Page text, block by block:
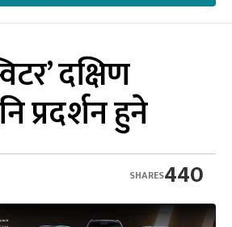
दक्षिण
प्रदर्शन हुने
440
SHARES